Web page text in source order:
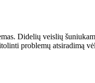
Didelių veislių
problemų atsiradimą